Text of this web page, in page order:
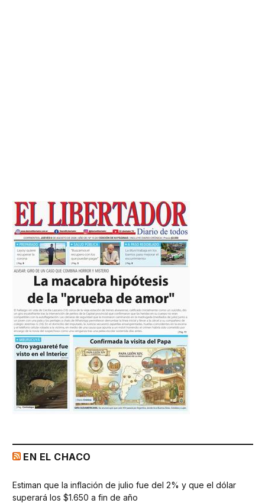
EN EL CHACO
Estiman que la inflación de julio fue del 2% y que el dólar
superará los $1.650 a fin de año